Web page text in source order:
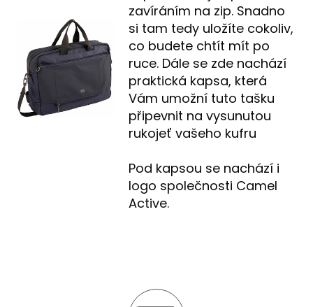
zavíráním na zip. Snadno
si tam tedy uložíte cokoliv,
co budete chtít mít po
ruce. Dále se zde nachází
praktická kapsa, která
Vám umožní tuto tašku
připevnit na vysunutou
rukojeť vašeho kufru
Pod kapsou se nachází i
logo společnosti Camel
Active.